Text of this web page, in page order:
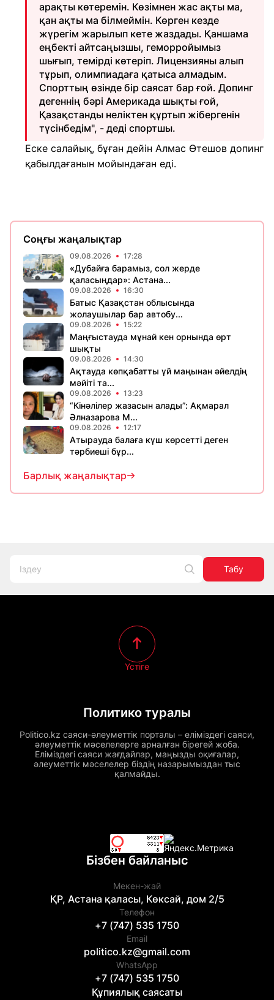
арақты көтеремін. Көзімнен жас ақты ма,
қан ақты ма білмеймін. Көрген кезде
жүрегім жарылып кете жаздады. Қаншама
еңбекті айтсаңызшы, геморройымыз
шығып, темірді көтеріп. Лицензияны алып
тұрып, олимпиадаға қатыса алмадым.
Спорттың өзінде бір саясат бар ғой. Допинг
дегеннің бәрі Америкада шықты ғой,
Қазақстанды неліктен құртып жібергенін
түсінбедім", - деді спортшы.
Еске салайық, бұған дейін Алмас Өтешов допинг
қабылдағанын мойындаған еді.
Соңғы жаңалықтар
09.08.2026 17:28
«Дубайға барамыз, сол жерде
қаласыңдар»: Астана...
09.08.2026 16:30
Батыс Қазақстан облысында
жолаушылар бар автобу...
09.08.2026 15:22
Маңғыстауда мұнай кен орнында өрт
шықты
09.08.2026 14:30
Ақтауда көпқабатты үй маңынан әйелдің
мәйіті та...
09.08.2026 13:23
“Кінәлілер жазасын алады”: Ақмарал
Әлназарова М...
09.08.2026 12:17
Атырауда балаға күш көрсетті деген
тәрбиеші бұр...
Барлық жаңалықтар
Табу
Политико туралы
Politico.kz саяси-әлеуметтік порталы – еліміздегі саяси,
әлеуметтік мәселелерге арналған бірегей жоба.
Еліміздегі саяси жағдайлар, маңызды оқиғалар,
әлеуметтік мәселелер біздің назарымыздан тыс
қалмайды.
Үстіге
Бізбен байланыс
Мекен-жай
ҚР, Астана қаласы, Көксай, дом 2/5
Телефон
+7 (747) 535 1750
Email
politico.kz@gmail.com
WhatsApp
+7 (747) 535 1750
Құпиялық саясаты